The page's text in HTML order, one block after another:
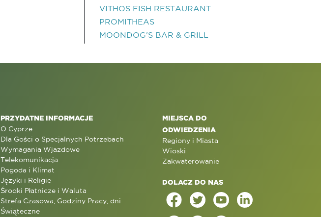
VITHOS FISH RESTAURANT
PROMITHEAS
MOONDOG'S BAR & GRILL
PRZYDATNE INFORMACJE
O Cyprze
Dla Gości o Specjalnych Potrzebach
Wymagania Wjazdowe
Telekomunikacja
Pogoda i Klimat
Języki i Religie
Środki Płatnicze i Waluta
Strefa Czasowa, Godziny Pracy, dni
Świąteczne
MIEJSCA DO
ODWIEDZENIA
Regiony i Miasta
Wioski
Zakwaterowanie
DOLACZ DO NAS